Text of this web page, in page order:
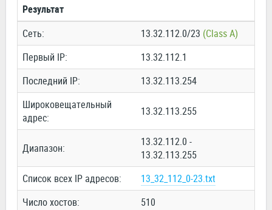
Результат
Сеть:
13.32.112.0/23 (Class A)
Первый IP:
13.32.112.1
Последний IP:
13.32.113.254
Широковещательный
адрес:
13.32.113.255
Диапазон:
13.32.112.0 -
13.32.113.255
Список всех IP адресов:
13_32_112_0-23.txt
Число хостов:
510